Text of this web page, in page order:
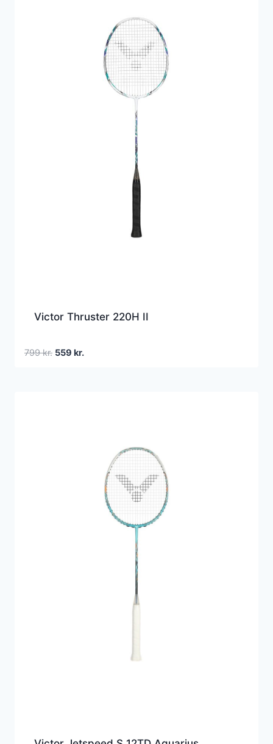
Victor Thruster 220H II
799kr. Den
559 kr.Den